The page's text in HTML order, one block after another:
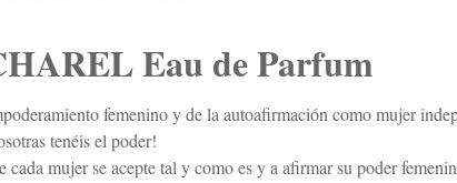
Eau de Parfum
femenino y de la autoafirmación como mujer
tenéis el poder!
mujer se acepte tal y como es y a afirmar su poder